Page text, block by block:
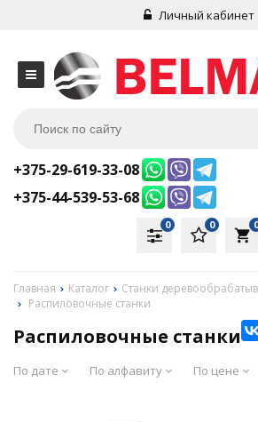
Личный кабинет
+375-29-619-33-08
+375-44-539-53-68
local_grocery_store
0
0
0
Главная Каталог
Станки
Распиловочные станки
Распиловочные станки
По дате По алфавиту По цене